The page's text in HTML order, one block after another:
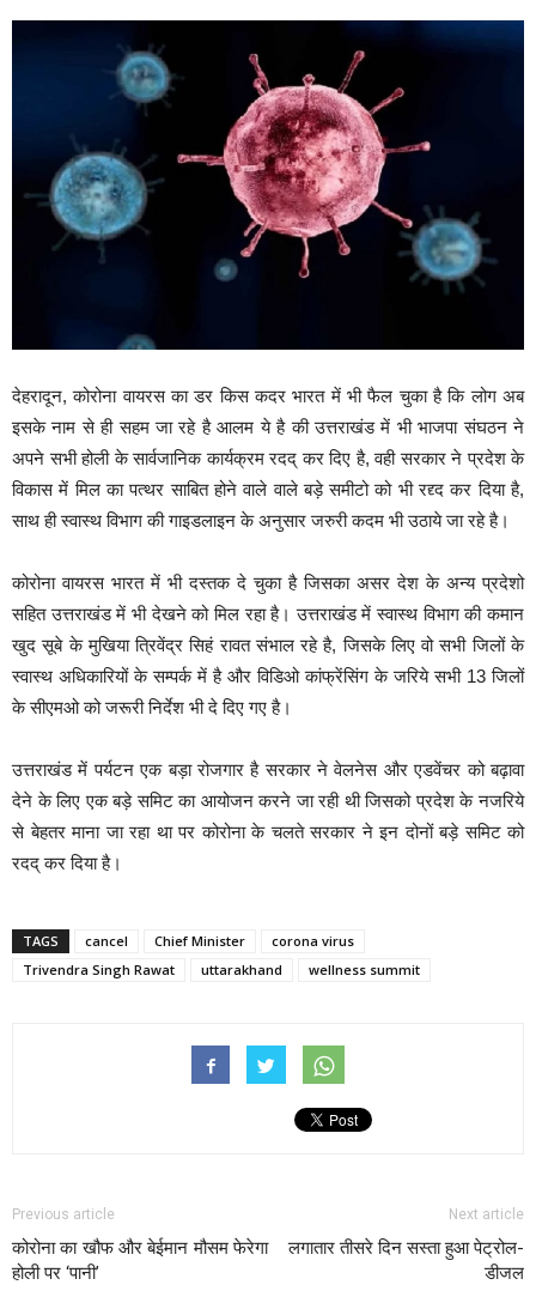
देहरादून, कोरोना वायरस का डर किस कदर भारत में भी फैल चुका है कि लोग अब
इसके नाम से ही सहम जा रहे है आलम ये है की उत्तराखंड में भी भाजपा संघठन ने
अपने सभी होली के सार्वजानिक कार्यक्रम रदद् कर दिए है, वही सरकार ने प्रदेश के
विकास में मिल का पत्थर साबित होने वाले वाले बड़े समीटो को भी रद्द्द कर दिया है,
साथ ही स्वास्थ विभाग की गाइडलाइन के अनुसार जरुरी कदम भी उठाये जा रहे है।
कोरोना वायरस भारत में भी दस्तक दे चुका है जिसका असर देश के अन्य प्रदेशो
सहित उत्तराखंड में भी देखने को मिल रहा है। उत्तराखंड में स्वास्थ विभाग की कमान
खुद सूबे के मुखिया त्रिवेंद्र सिहं रावत संभाल रहे है, जिसके लिए वो सभी जिलों के
स्वास्थ अधिकारियों के सम्पर्क में है और विडिओ कांफ्रेंसिंग के जरिये सभी 13 जिलों
के सीएमओ को जरूरी निर्देश भी दे दिए गए है।
उत्तराखंड में पर्यटन एक बड़ा रोजगार है सरकार ने वेलनेस और एडवेंचर को बढ़ावा
देने के लिए एक बड़े समिट का आयोजन करने जा रही थी जिसको प्रदेश के नजरिये
से बेहतर माना जा रहा था पर कोरोना के चलते सरकार ने इन दोनों बड़े समिट को
रदद् कर दिया है।
TAGS cancel Chief Minister
corona virus
Trivendra Singh Rawat
uttarakhand wellness summit
Previous article
कोरोना का खौफ और बेईमान मौसम फेरेगा
होली पर ‘पानी’
Next article
लगातार तीसरे दिन सस्‍ता हुआ पेट्रोल-
डीजल